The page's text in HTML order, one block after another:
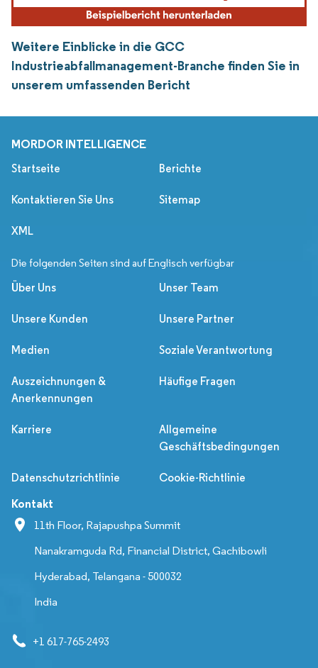
Weitere Einblicke in die GCC
Industrieabfallmanagement-Branche finden Sie in
unserem umfassenden Bericht
MORDOR INTELLIGENCE
Startseite Berichte
Kontaktieren Sie Uns Sitemap
XML
Die folgenden Seiten sind auf Englisch verfügbar
Über Uns Unser Team
Unsere Kunden Unsere Partner
Medien Soziale Verantwortung
Auszeichnungen &
Anerkennungen
Häufige Fragen
Karriere
Allgemeine
Geschäftsbedingungen
Datenschutzrichtlinie Cookie-Richtlinie
Kontakt
11th Floor, Rajapushpa Summit
Nanakramguda Rd, Financial District, Gachibowli
Hyderabad, Telangana - 500032
India
+1 617-765-2493